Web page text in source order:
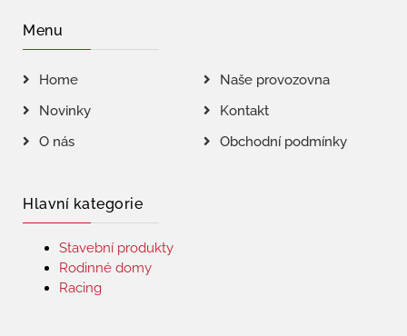
Menu
Home
Naše provozovna
Novinky
Kontakt
O nás
Obchodní podmínky
Hlavní kategorie
Stavební produkty
Rodinné domy
Racing